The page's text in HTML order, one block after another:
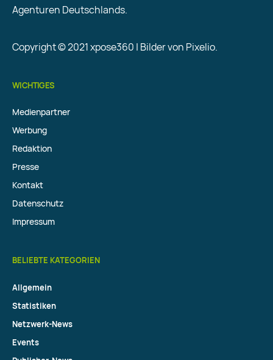
Agenturen Deutschlands.
Copyright © 2021 xpose360 | Bilder von Pixelio.
WICHTIGES
Medienpartner
Werbung
Redaktion
Presse
Kontakt
Datenschutz
Impressum
BELIEBTE KATEGORIEN
Allgemein
Statistiken
Netzwerk-News
Events